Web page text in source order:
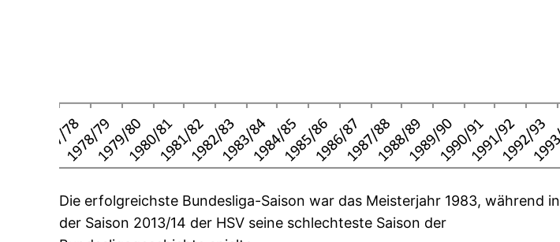
Die erfolgreichste Bundesliga-Saison war das Meisterjahr 1983, während in
der Saison 2013/14 der HSV seine schlechteste Saison der